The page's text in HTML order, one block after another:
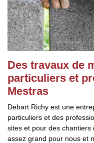
Des travaux de
particuliers et
Mestras
Debart Richy est une
particuliers et des
sites et pour des chantiers
assez grand pour nous et